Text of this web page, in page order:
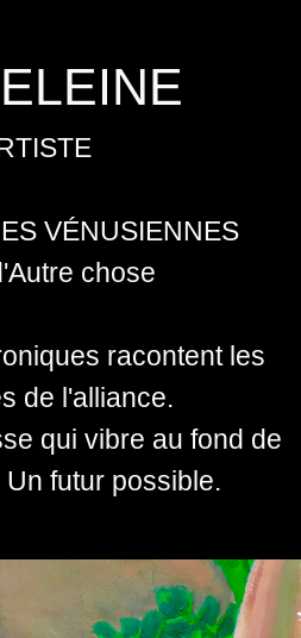
VÉNUSIENNES
chose
racontent les
de l'alliance.
qui vibre au fond de
futur possible.